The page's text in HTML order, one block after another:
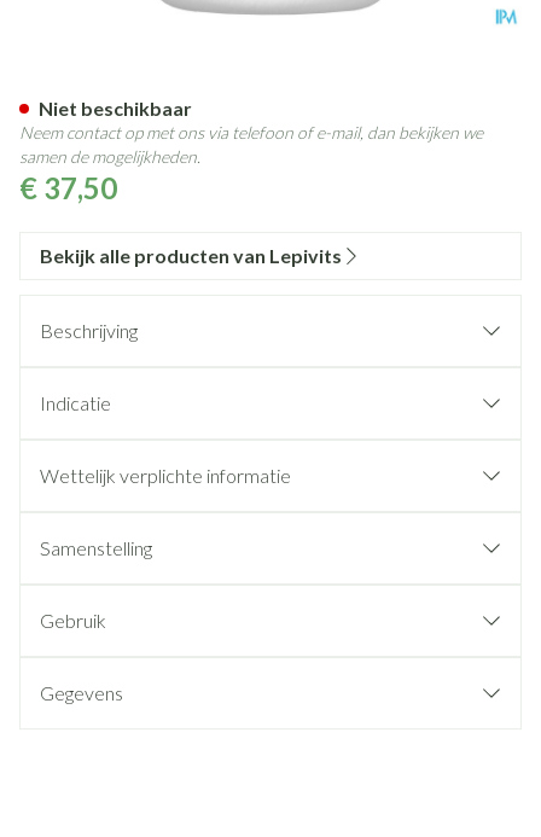
€ 37,50
Niet beschikbaar
Neem contact op met ons via telefoon of e-mail, dan bekijken we
samen de mogelijkheden.
Bekijk alle producten van Lepivits
Beschrijving
Indicatie
Wettelijk verplichte informatie
Samenstelling
Gebruik
Gegevens